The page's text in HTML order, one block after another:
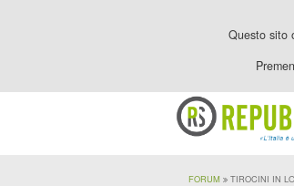
FORUM TIROCINI IN
Questo sito